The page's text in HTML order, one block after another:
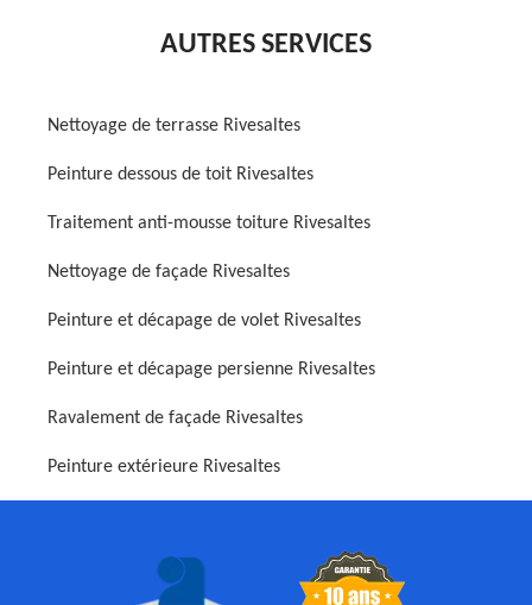
AUTRES SERVICES
Nettoyage de terrasse Rivesaltes
Peinture dessous de toit Rivesaltes
Traitement anti-mousse toiture Rivesaltes
Nettoyage de façade Rivesaltes
Peinture et décapage de volet Rivesaltes
Peinture et décapage persienne Rivesaltes
Ravalement de façade Rivesaltes
Peinture extérieure Rivesaltes